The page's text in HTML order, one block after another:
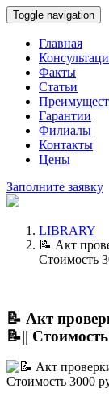
Toggle navigation
Главная
Факты
Статьи
Гарантии
Филиалы
Контакты
Цены
Заполните заявку
LIBRARY
📝 Акт
Стоимость
📝 Акт
📝||